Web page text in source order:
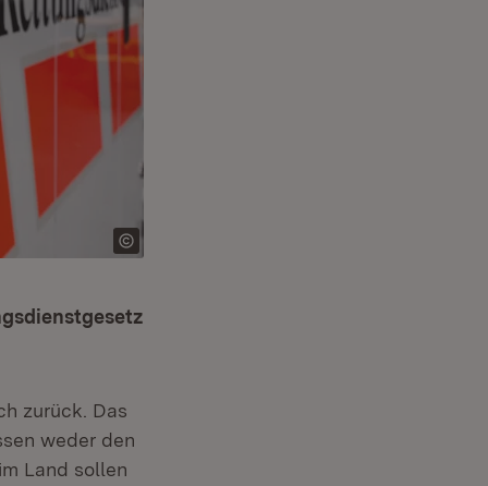
zurück. Das
weder den
Land sollen